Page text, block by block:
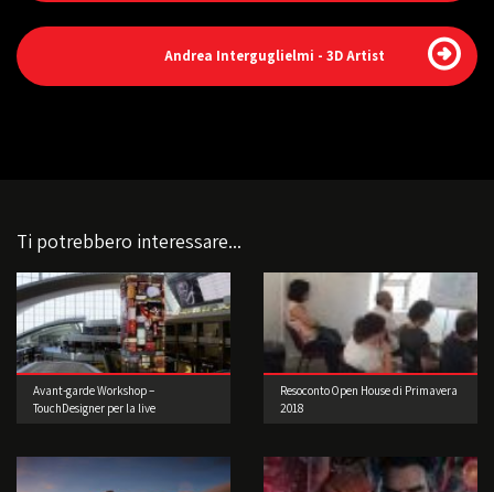
Andrea Interguglielmi - 3D Artist
Ti potrebbero interessare...
Avant-garde Workshop –
TouchDesigner per la live
Resoconto Open House di Primavera
2018